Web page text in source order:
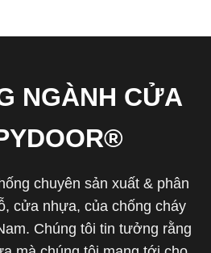
NGÀNH CỬA
chuyên sản xuất & phân
cửa nhựa, của chống cháy
Chúng tôi tin tưởng rằng